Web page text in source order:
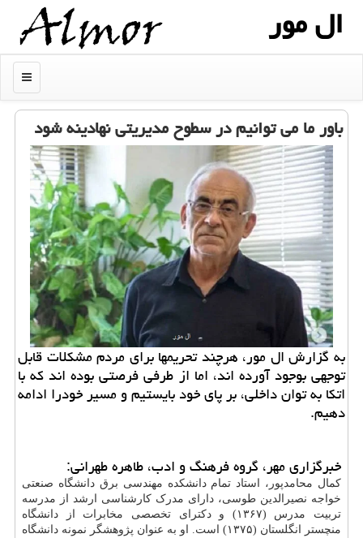
ال مور
منو
باور ما می توانیم در سطوح مدیریتی نهادینه شود
به گزارش ال مور، هرچند تحریمها برای مردم مشکلات قابل
توجهی بوجود آورده اند، اما از طرفی فرصتی بوده اند که با
اتکا به توان داخلی، بر پای خود بایستیم و مسیر خودرا ادامه
دهیم.
خبرگزاری مهر، گروه فرهنگ و ادب، طاهره طهرانی:
کمال محامدپور، استاد تمام دانشکده مهندسی برق دانشگاه صنعتی
خواجه نصیرالدین طوسی، دارای مدرک کارشناسی ارشد از مدرسه
تربیت مدرس (۱۳۶۷) و دکترای تخصصی مخابرات از دانشگاه
منچستر انگلستان (۱۳۷۵) است. او به عنوان پژوهشگر نمونه دانشگاه